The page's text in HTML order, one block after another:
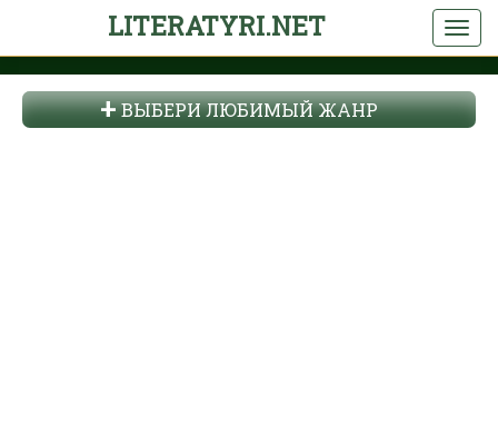
LITERATYRI.NET
ВЫБЕРИ ЛЮБИМЫЙ ЖАНР